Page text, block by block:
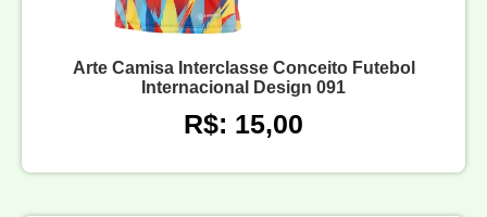
Arte Camisa Interclasse Conceito Futebol
Internacional Design 091
R$: 15,00